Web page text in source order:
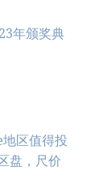
年颁奖典
区值得投
盘，尺价